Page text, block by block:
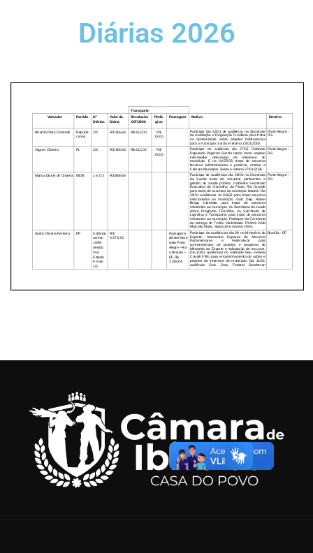
Diárias 2026